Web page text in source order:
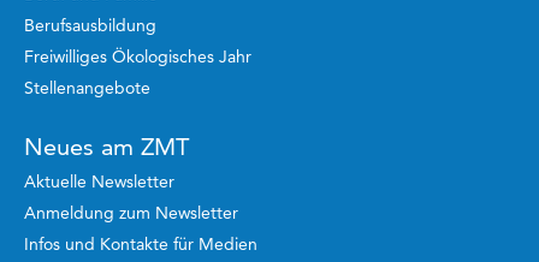
Berufsausbildung
Freiwilliges Ökologisches Jahr
Stellenangebote
Neues am ZMT
Aktuelle Newsletter
Anmeldung zum Newsletter
Infos und Kontakte für Medien